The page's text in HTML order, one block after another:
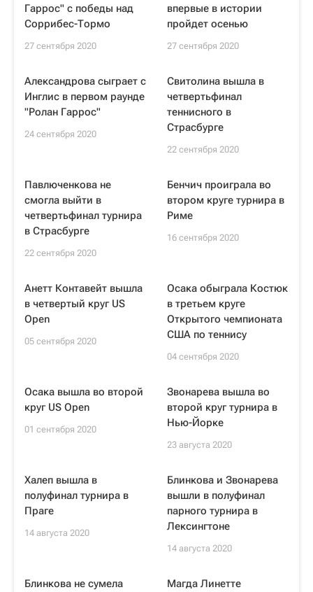
Гаррос" с победы над
Соррибес-Тормо
27 сентября 2020
впервые в истории
пройдет осенью
27 сентября 2020
Александрова сыграет с
Инглис в первом раунде
"Ролан Гаррос"
24 сентября 2020
Свитолина вышла в
четвертьфинал
теннисного в
Страсбурге
22 сентября 2020
Павлюченкова не
смогла выйти в
четвертьфинал турнира
в Страсбурге
22 сентября 2020
Бенчич проиграла во
втором круге турнира в
Риме
16 сентября 2020
Анетт Контавейт вышла
в четвертый круг US
Open
05 сентября 2020
Осака обыграла Костюк
в третьем круге
Открытого чемпионата
США по теннису
04 сентября 2020
Осака вышла во второй
круг US Open
01 сентября 2020
Звонарева вышла во
второй круг турнира в
Нью-Йорке
23 августа 2020
Халеп вышла в
полуфинал турнира в
Праге
14 августа 2020
Блинкова и Звонарева
вышли в полуфинал
парного турнира в
Лексингтоне
14 августа 2020
Блинкова не сумела
Магда Линетте